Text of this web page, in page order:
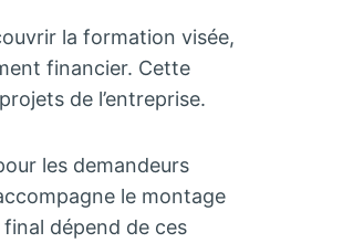
la formation visée,
financier. Cette
de l’entreprise.
les demandeurs
le montage
dépend de ces